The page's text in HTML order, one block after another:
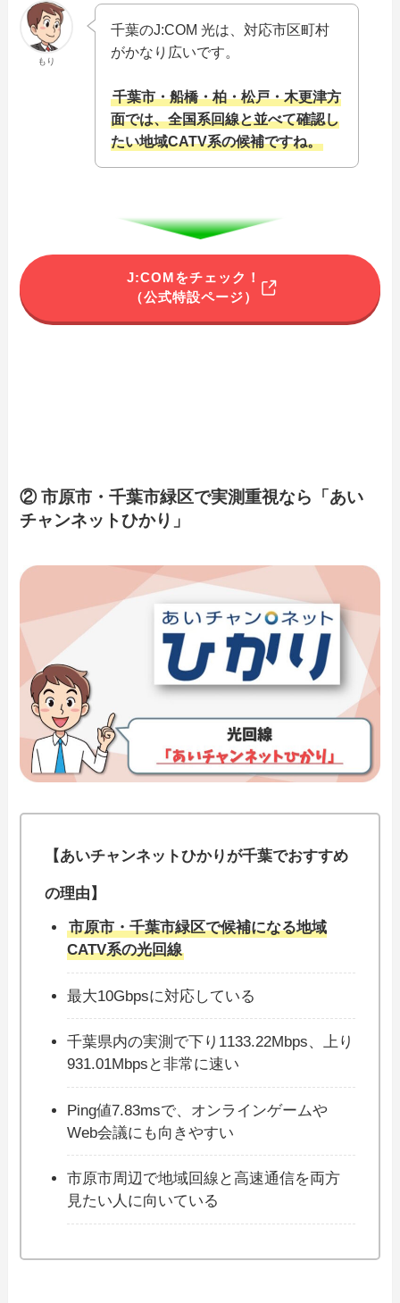
もり
千葉のJ:COM 光は、対応市区町村
がかなり広いです。
千葉市・船橋・柏・松戸・木更津方
面では、全国系回線と並べて確認し
たい地域CATV系の候補ですね。
J:COMをチェック！
（公式特設ページ）
② 市原市・千葉市緑区で実測重視なら「あい
チャンネットひかり」
【あいチャンネットひかりが千葉でおすすめ
の理由】
市原市・千葉市緑区で候補になる地域
CATV系の光回線
最大10Gbpsに対応している
千葉県内の実測で下り1133.22Mbps、上り
931.01Mbpsと非常に速い
Ping値7.83msで、オンラインゲームや
Web会議にも向きやすい
市原市周辺で地域回線と高速通信を両方
見たい人に向いている